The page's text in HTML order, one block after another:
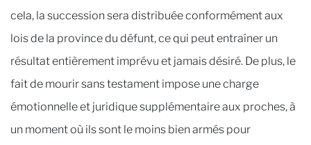
cela, la succession sera distribuée conformément aux
lois de la province du défunt, ce qui peut entraîner un
résultat entièrement imprévu et jamais désiré. De plus, le
fait de mourir sans testament impose une charge
émotionnelle et juridique supplémentaire aux proches, à
un moment où ils sont le moins bien armés pour